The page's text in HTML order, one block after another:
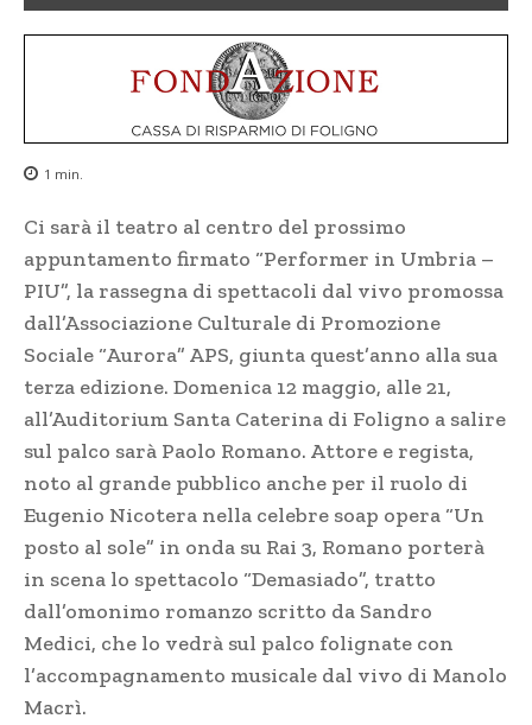
1 min.
Ci sarà il teatro al centro del prossimo
appuntamento firmato “Performer in Umbria –
PIU”, la rassegna di spettacoli dal vivo promossa
dall’Associazione Culturale di Promozione
Sociale “Aurora” APS, giunta quest’anno alla sua
terza edizione. Domenica 12 maggio, alle 21,
all’Auditorium Santa Caterina di Foligno a salire
sul palco sarà Paolo Romano. Attore e regista,
noto al grande pubblico anche per il ruolo di
Eugenio Nicotera nella celebre soap opera “Un
posto al sole” in onda su Rai 3, Romano porterà
in scena lo spettacolo “Demasiado”, tratto
dall’omonimo romanzo scritto da Sandro
Medici, che lo vedrà sul palco folignate con
l’accompagnamento musicale dal vivo di Manolo
Macrì.